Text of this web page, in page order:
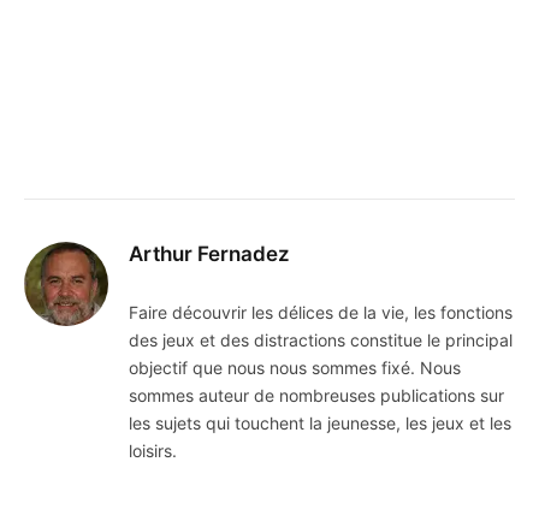
Arthur Fernadez
Faire découvrir les délices de la vie, les fonctions
des jeux et des distractions constitue le principal
objectif que nous nous sommes fixé. Nous
sommes auteur de nombreuses publications sur
les sujets qui touchent la jeunesse, les jeux et les
loisirs.